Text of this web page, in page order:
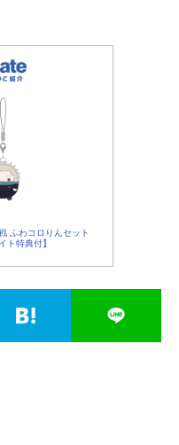
ふわコロりんセット
ト特典付】